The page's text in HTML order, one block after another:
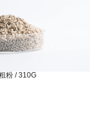
粉 /310G